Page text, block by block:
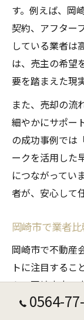
す。例えば、岡
契約、アフター
している業者は
は、売主の希望
要を踏まえた現
また、売却の流
細やかにサポー
の成功事例では
ークを活用した
につながってい
者が、安心して
岡崎市で業者
岡崎市で不動産
トに注目するこ
か、岡崎市内の
に、過去の売
0564-